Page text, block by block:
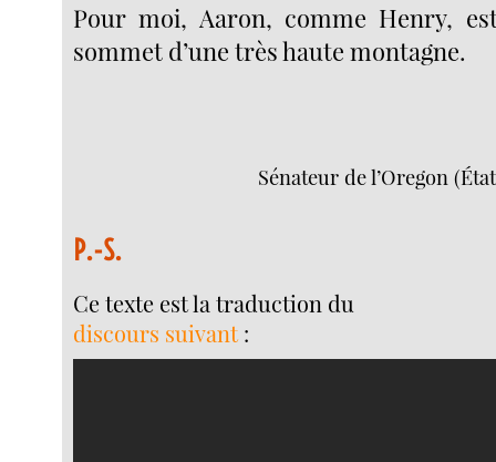
Pour moi, Aaron, comme Henry,
sommet d’une très haute montagne.
Sénateur de l’Oregon
P.-S.
Ce texte est la traduction du
discours suivant: